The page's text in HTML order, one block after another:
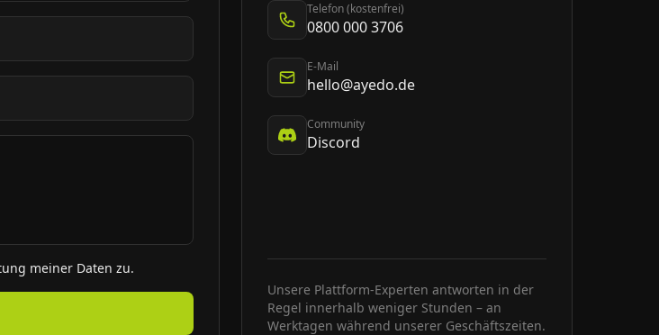
meiner Daten zu.
Telefon (kostenfrei)
0800 000 3706
E-Mail
hello@ayedo.de
Community
Discord
Unsere Plattform-Experten antworten in der
Regel innerhalb weniger Stunden – an
Werktagen während unserer Geschäftszeiten.